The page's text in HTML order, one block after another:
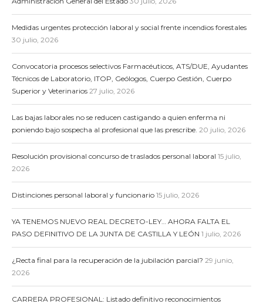
Medidas urgentes protección laboral y social frente incendios forestales
30 julio, 2026
Convocatoria procesos selectivos Farmacéuticos, ATS/DUE, Ayudantes
Técnicos de Laboratorio, ITOP, Geólogos, Cuerpo Gestión, Cuerpo
Superior y Veterinarios 27 julio, 2026
Las bajas laborales no se reducen castigando a quien enferma ni
poniendo bajo sospecha al profesional que las prescribe. 20 julio, 2026
Resolución provisional concurso de traslados personal laboral 15 julio,
2026
Distinciones personal laboral y funcionario 15 julio, 2026
YA TENEMOS NUEVO REAL DECRETO-LEY… AHORA FALTA EL
PASO DEFINITIVO DE LA JUNTA DE CASTILLA Y LEÓN 1 julio, 2026
¿Recta final para la recuperación de la jubilación parcial? 29 junio,
2026
CARRERA PROFESIONAL: Listado definitivo reconocimientos